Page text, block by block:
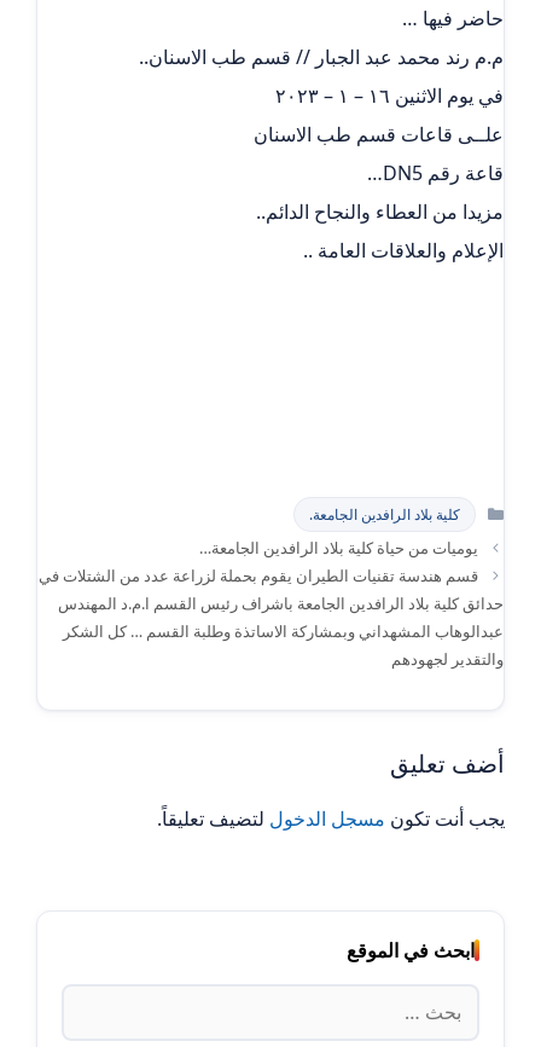
حاضر فيها …
م.م رند محمد عبد الجبار // قسم طب الاسنان..
في يوم الاثنين ١٦ – ١ – ٢٠٢٣
علــى قاعات قسم طب الاسنان
قاعة رقم DN5…
مزيدا من العطاء والنجاح الدائم..
الإعلام والعلاقات العامة ..
التصنيفات
كلية بلاد الرافدين الجامعة.
يوميات من حياة كلية بلاد الرافدين الجامعة…
قسم هندسة تقنيات الطيران يقوم بحملة لزراعة عدد من الشتلات في
حدائق كلية بلاد الرافدين الجامعة باشراف رئيس القسم ا.م.د المهندس
عبدالوهاب المشهداني وبمشاركة الاساتذة وطلبة القسم … كل الشكر
والتقدير لجهودهم
أضف تعليق
يجب أنت تكون مسجل الدخول لتضيف تعليقاً.
ابحث في الموقع
البحث
عن: